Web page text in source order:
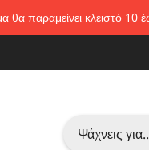
θα παραμείνει κλειστό